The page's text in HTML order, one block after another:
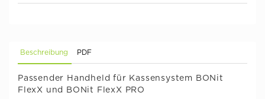
Beschreibung PDF
Passender Handheld für Kassensystem BONit
FlexX und BONit FlexX PRO